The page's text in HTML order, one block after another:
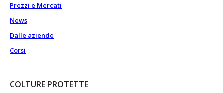
Prezzi e Mercati
News
Dalle aziende
Corsi
COLTURE PROTETTE